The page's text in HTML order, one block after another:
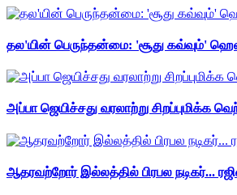
தல'யின் பெருந்தன்மை: 'சூது கவ்வும்'
அப்பா ஜெயிச்சது வரலாற்று சிறப்புமிக்க
ஆதரவற்றோர் இல்லத்தில் பிரபல நடிகர்...